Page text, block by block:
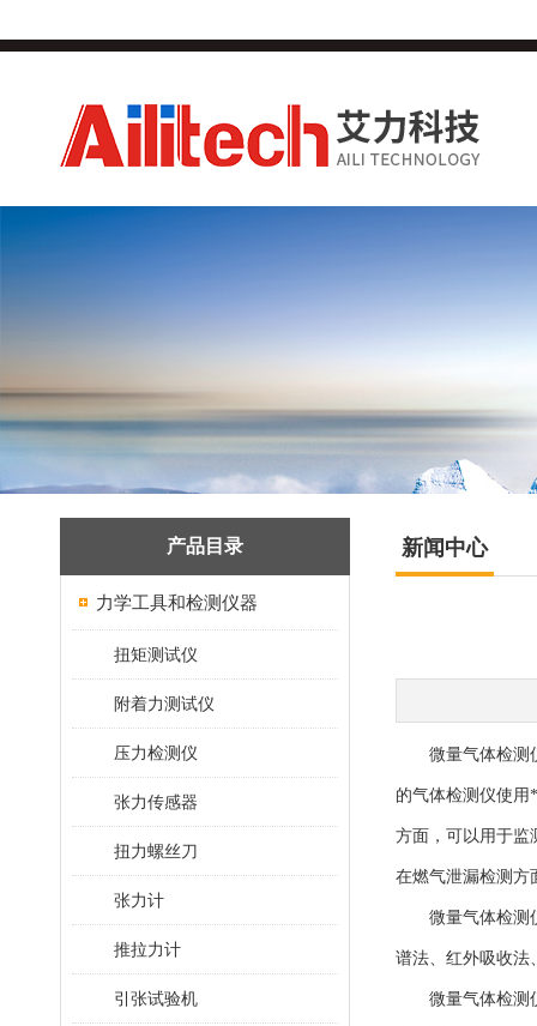
产品目录
力学工具和检测仪器
扭矩测试仪
附着力测试仪
压力检测仪
张力传感器
扭力螺丝刀
张力计
推拉力计
引张试验机
新闻中心
微量气体检测仪
的气体检测仪使用
方面，可以用于监
在燃气泄漏检测方
微量气体检测仪
谱法、红外吸收法
微量气体检测仪